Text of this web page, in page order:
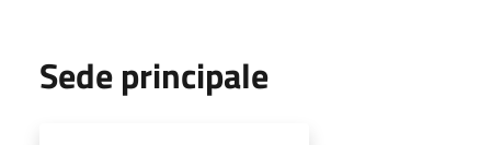
Sede principale